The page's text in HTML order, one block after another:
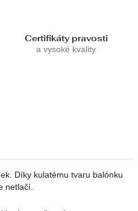
Certifikáty pravosti
a vysoké kvality
Díky kulatému tvaru balónku
netlačí.